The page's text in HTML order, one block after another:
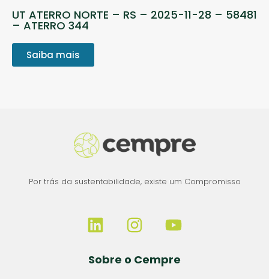
UT ATERRO NORTE – RS – 2025-11-28 – 58481
– ATERRO 344
Saiba mais
Por trás da sustentabilidade, existe um Compromisso
Sobre o Cempre